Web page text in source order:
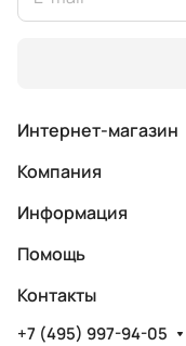
Интернет-магазин
Компания
Информация
Помощь
Контакты
+7 (495) 997-94-05